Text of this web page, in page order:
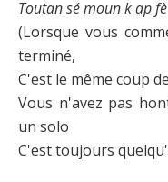
Toutan sé moun k ap
(Lorsque vous
terminé,
C'est le même coup
Vous n'avez pas
un solo
C'est toujours